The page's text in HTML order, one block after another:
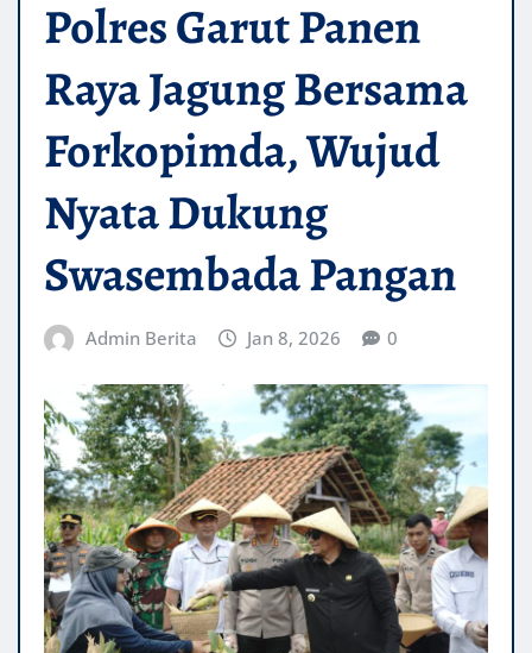
Polres Garut Panen
Raya Jagung Bersama
Forkopimda, Wujud
Nyata Dukung
Swasembada Pangan
Admin Berita Jan 8, 2026 0